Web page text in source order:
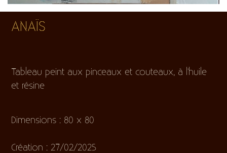
ANAÏS
Tableau peint aux pinceaux et couteaux, à l'huile
et résine
Dimensions : 80 x 80
Création : 27/02/2025